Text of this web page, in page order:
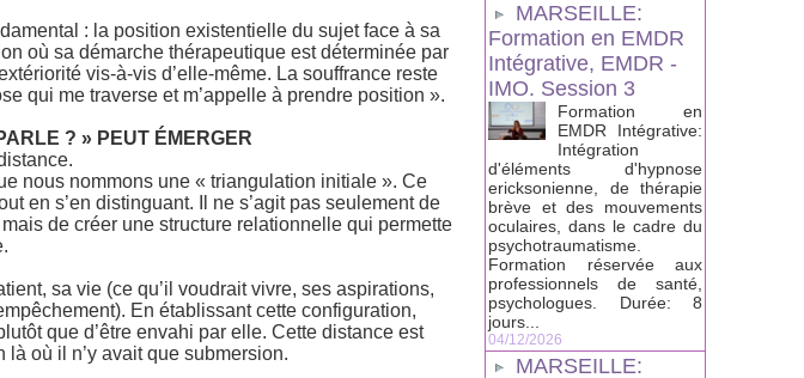
: la position existentielle du sujet face à sa
où sa démarche thérapeutique est déterminée par
vis-à-vis d’elle-même. La souffrance reste
qui me traverse et m’appelle à prendre position ».
? » PEUT ÉMERGER
nous nommons une « triangulation initiale ». Ce
en s’en distinguant. Il ne s’agit pas seulement de
de créer une structure relationnelle qui permette
sa vie (ce qu’il voudrait vivre, ses aspirations,
En établissant cette configuration,
que d’être envahi par elle. Cette distance est
où il n’y avait que submersion.
MARSEILLE:
Formation en EMDR
Intégrative, EMDR -
IMO. Session 3
Formation en
EMDR Intégrative:
Intégration
d'éléments d'hypnose
ericksonienne, de thérapie
brève et des mouvements
oculaires, dans le cadre du
psychotraumatisme.
Formation réservée aux
professionnels de santé,
psychologues. Durée: 8
jours...
04/12/2026
MARSEILLE: